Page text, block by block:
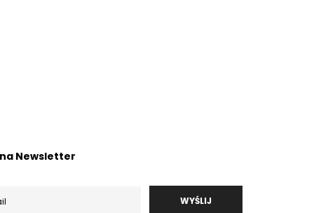
Newsletter
WYŚLIJ